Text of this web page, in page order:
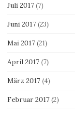
Juli 2017 (7)
Juni 2017 (23)
Mai 2017 (21)
April 2017 (7)
März 2017 (4)
Februar 2017 (2)